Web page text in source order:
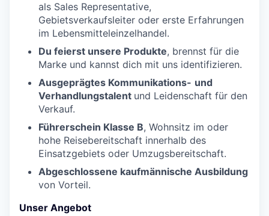
als Sales Representative,
Gebietsverkaufsleiter oder erste Erfahrungen
im Lebensmitteleinzelhandel.
Du feierst unsere Produkte, brennst für die
Marke und kannst dich mit uns identifizieren.
Ausgeprägtes Kommunikations- und
Verhandlungstalent und Leidenschaft für den
Verkauf.
Führerschein Klasse B, Wohnsitz im oder
hohe Reisebereitschaft innerhalb des
Einsatzgebiets oder Umzugsbereitschaft.
Abgeschlossene kaufmännische Ausbildung
von Vorteil.
Unser Angebot